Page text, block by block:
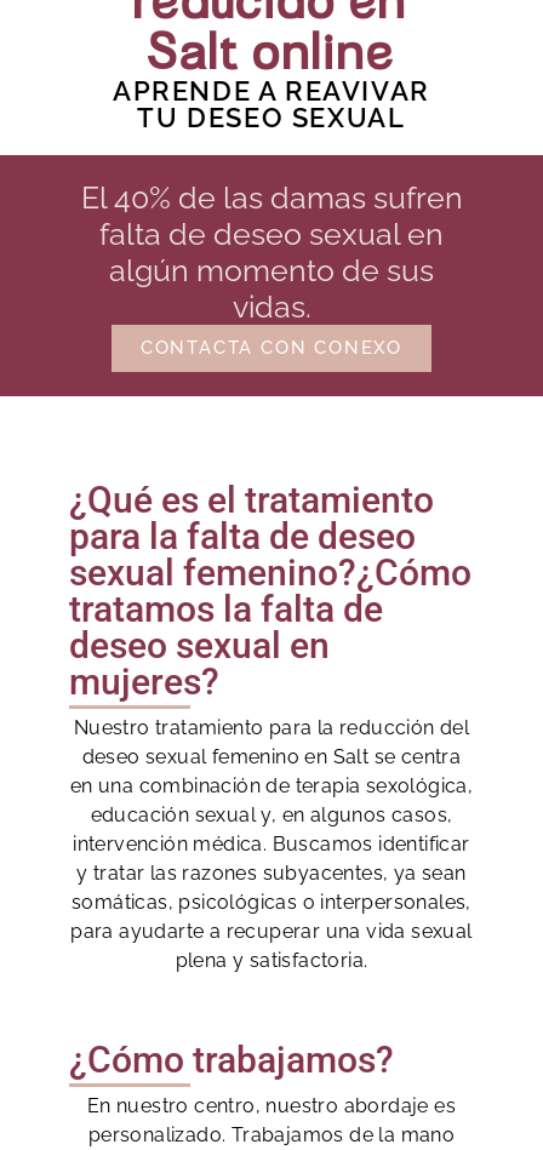
Salt online
APRENDE A REAVIVAR
TU DESEO SEXUAL
El 40% de las damas sufren
falta de deseo sexual en
algún momento de sus
vidas.
CONTACTA CON CONEXO
¿Qué es el tratamiento
para la falta de deseo
sexual femenino?¿Cómo
tratamos la falta de
deseo sexual en
mujeres?
Nuestro tratamiento para la reducción del
deseo sexual femenino en Salt se centra
en una combinación de terapia sexológica,
educación sexual y, en algunos casos,
intervención médica. Buscamos identificar
y tratar las razones subyacentes, ya sean
somáticas, psicológicas o interpersonales,
para ayudarte a recuperar una vida sexual
plena y satisfactoria.
¿Cómo trabajamos?
En nuestro centro, nuestro abordaje es
personalizado. Trabajamos de la mano